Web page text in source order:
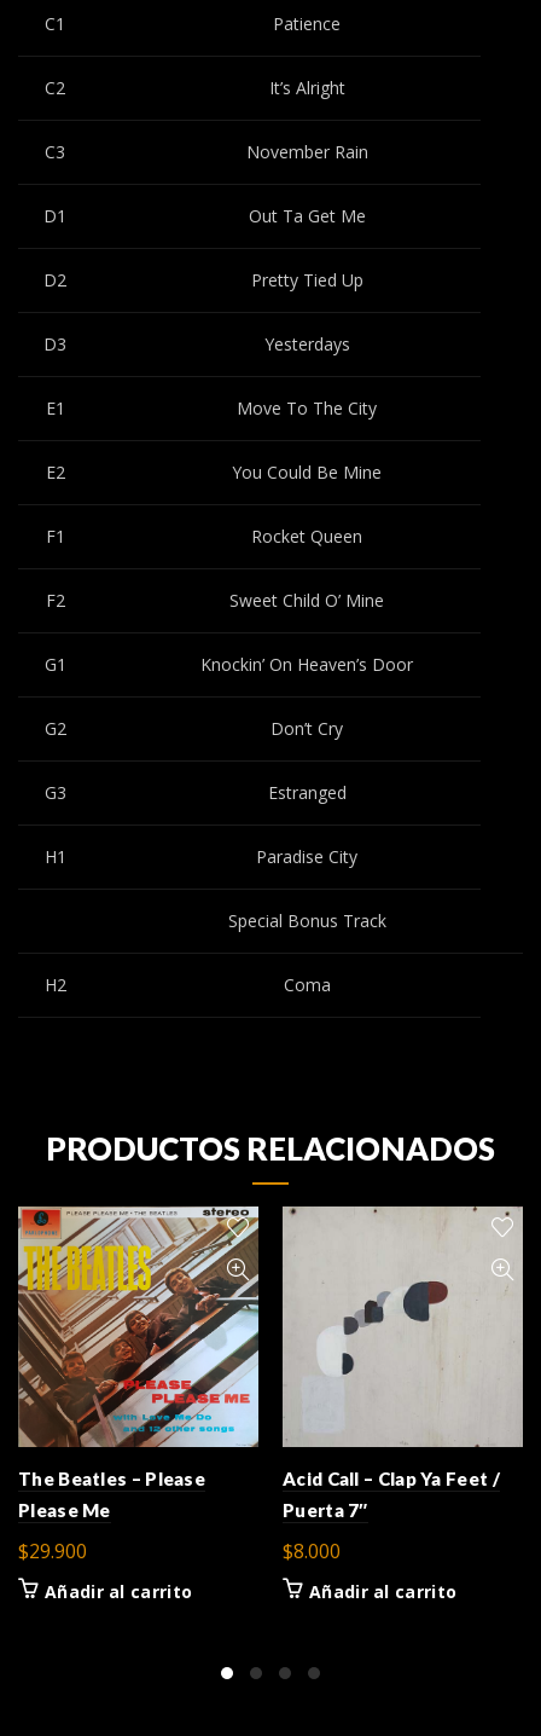
C1 Patience
C2 It’s Alright
C3 November Rain
D1 Out Ta Get Me
D2 Pretty Tied Up
D3 Yesterdays
E1 Move To The City
E2 You Could Be Mine
F1 Rocket Queen
F2 Sweet Child O’ Mine
G1 Knockin’ On Heaven’s Door
G2 Don’t Cry
G3 Estranged
H1 Paradise City
Special Bonus Track
H2 Coma
PRODUCTOS RELACIONADOS
The Beatles – Please
Please Me
$29.900
Añadir al carrito
Acid Call – Clap Ya Feet /
Puerta 7″
$8.000
Añadir al carrito